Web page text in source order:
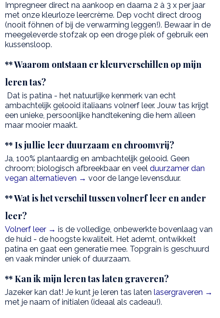
Impregneer direct na aankoop en daarna 2 à 3 x per jaar
met onze kleurloze leercrème. Dep vocht direct droog
(nooit föhnen of bij de verwarming leggen!). Bewaar in de
meegeleverde stofzak op een droge plek of gebruik een
kussensloop.
** Waarom ontstaan er kleurverschillen op mijn
leren tas?
Dat is patina - het natuurlijke kenmerk van echt
ambachtelijk gelooid italiaans volnerf leer. Jouw tas krijgt
een unieke, persoonlijke handtekening die hem alleen
maar mooier maakt.
** Is jullie leer duurzaam en chroomvrij?
Ja, 100% plantaardig en ambachtelijk gelooid. Geen
chroom; biologisch afbreekbaar en veel duurzamer dan
vegan alternatieven → voor de lange levensduur.
** Wat is het verschil tussen volnerf leer en ander
leer?
Volnerf leer → is de volledige, onbewerkte bovenlaag van
de huid - de hoogste kwaliteit. Het ademt, ontwikkelt
patina en gaat een generatie mee. Topgrain is geschuurd
en vaak minder uniek of duurzaam.
** Kan ik mijn leren tas laten graveren?
Jazeker kan dat! Je kunt je leren tas laten lasergraveren →
met je naam of initialen (ideaal als cadeau!).